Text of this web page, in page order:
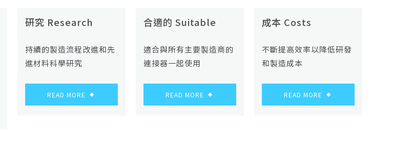
研究 Research
持續的製造流程改進和先
進材料科學研究
READ MORE ◆
合適的 Suitable
適合與所有主要製造商的
連接器一起使用
READ MORE ◆
成本 Costs
不斷提高效率以降低研發
和製造成本
READ MORE ◆